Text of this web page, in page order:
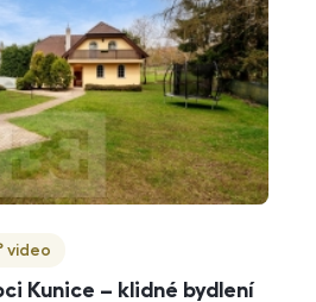
Kunice – klidné bydlení
video